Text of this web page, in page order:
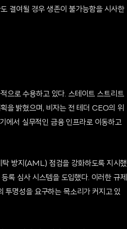
결여될 경우 생존이 불가능함을 시사한
으로 수용하고 있다. 스테이트 스트리트
밝혔으며, 비자는 전 테더 CEO의 위
에서 실무적인 금융 인프라로 이동하고
탁 방지(AML) 점검을 강화하도록 지시했
록 심사 시스템을 도입했다. 이러한 규제
투명성을 요구하는 목소리가 커지고 있